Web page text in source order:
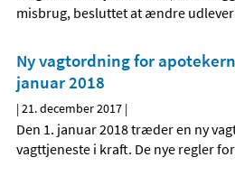
misbrug, besluttet at ændre
Ny vagtordning for
januar 2018
|21. december 2017 |
Den 1. januar 2018 træder en ny
vagttjeneste i kraft. De nye regler